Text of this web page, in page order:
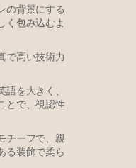
の背景にする
く包み込むよ
で高い技術力
を大きく、
とで、視認性
チーフで、親
る装飾で柔ら